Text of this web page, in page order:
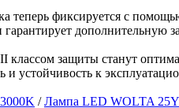
теперь фиксируется с
дополнительную
защиты станут
и устойчивость к
/Лампа LED WOLTA